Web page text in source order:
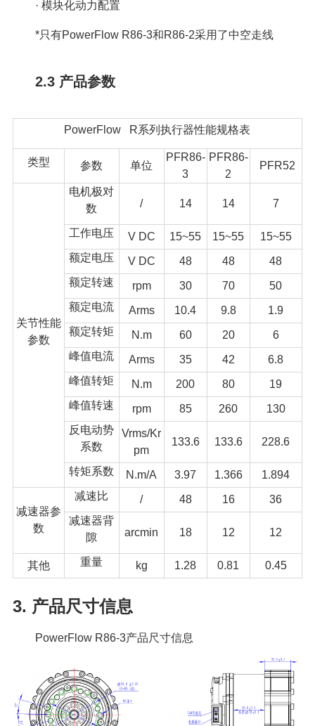
· 模块化动力配置
*只有PowerFlow R86-3和R86-2采用了中空走线
2.3 产品参数
PowerFlow R系列执行器性能规格表
类型 参数 单位
PFR86-
3
PFR86-
2
PFR52
关节性能
参数
电机极对
数
/ 14 14 7
工作电压 V DC 15~55 15~55
15~55
额定电压
V DC 48 48
48
额定转速
rpm 30 70
50
额定电流
Arms 10.4 9.8
1.9
额定转矩
N.m 60 20
6
峰值电流
Arms 35 42
6.8
峰值转矩
N.m 200 80
19
峰值转速
rpm 85 260
130
反电动势
系数
Vrms/Kr
pm
133.6 133.6 228.6
转矩系数 N.m/A 3.97 1.366 1.894
减速器参
数
减速比 / 48 16
36
减速器背
隙
arcmin 18 12 12
其他 重量 kg 1.28 0.81 0.45
3. 产品尺寸信息
PowerFlow R86-3产品尺寸信息